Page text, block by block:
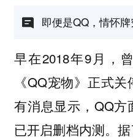
即便是QQ，情怀牌
早在2018年9月，
《QQ宠物》正式
有消息显示，QQ
已开启删档内测。